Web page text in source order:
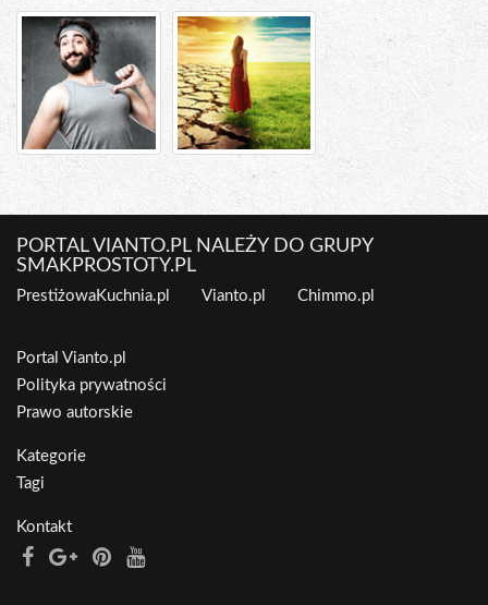
PORTAL VIANTO.PL NALEŻY DO GRUPY
SMAKPROSTOTY.PL
PrestiżowaKuchnia.pl Vianto.pl Chimmo.pl
Portal Vianto.pl
Polityka prywatności
Prawo autorskie
Kategorie
Tagi
Kontakt